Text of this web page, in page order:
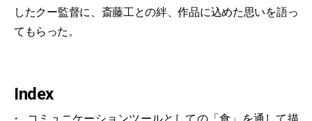
したクー監督に、斎藤工との絆、作品に込めた思いを語っ
てもらった。
Index